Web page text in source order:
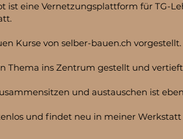
ist eine Vernetzungsplattform für TG-
Kurse von selber-bauen.ch vorgestellt.
Thema ins Zentrum gestellt und
und austauschen ist
und findet neu in meiner